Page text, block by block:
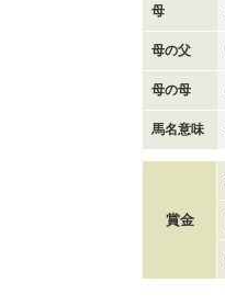
母
母の父
母の母
馬名意味
賞金